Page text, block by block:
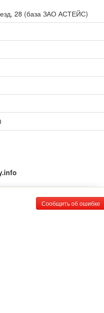
28 (база ЗАО АСТЕЙС)
Сообщить об ошибке